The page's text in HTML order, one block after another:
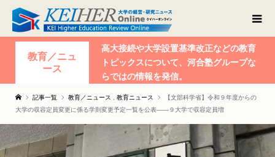
教育／ニュ
ース
高大接続や大学設置基準改正などの教育
トピックスについて、河合塾グループな
らではの情報を発信。
記事一覧 教育／ニュース 教育ニュース
【文部科学省】令和９年度からの
大学の収容定員変更に係る学則変更予定一覧を公表――９大学で収容定員増